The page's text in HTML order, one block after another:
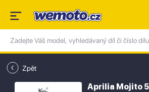
Zpět
Aprilia Mojito